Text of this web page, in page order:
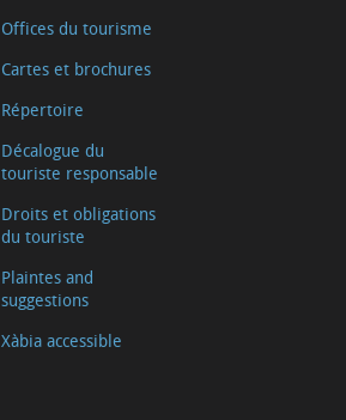
Offices du tourisme
Cartes et brochures
Répertoire
Décalogue du
touriste responsable
Droits et obligations
du touriste
Plaintes and
suggestions
Xàbia accessible